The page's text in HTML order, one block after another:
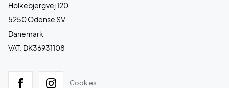
Holkebjergvej 120
5250 Odense SV
Danemark
VAT: DK36931108
Cookies